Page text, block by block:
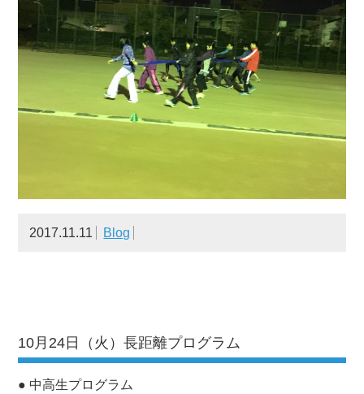
2017.11.11 Blog
10月24日（火）長距離プログラム
● 中高生プログラム